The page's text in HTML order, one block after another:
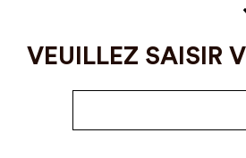
VEUILLEZ SAISIR